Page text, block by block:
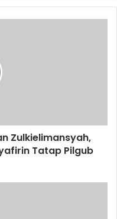
Zulkielimansyah,
Tatap Pilgub